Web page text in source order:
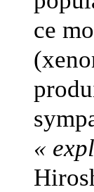
ce
«